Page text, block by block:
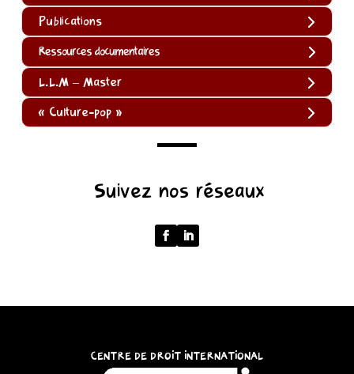
Publications
Ressources documentaires
L.L.M – Master
« Culture-pop »
Suivez nos réseaux
CENTRE DE DROIT INTERNATIONAL